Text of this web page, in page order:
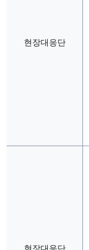
현장대응단